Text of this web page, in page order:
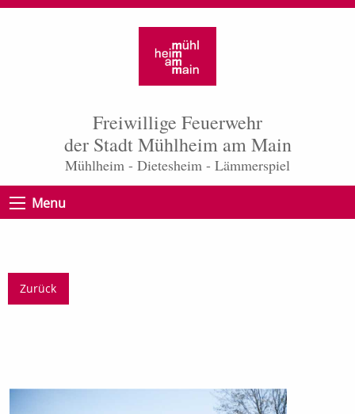
Freiwillige Feuerwehr
der Stadt Mühlheim am Main
Mühlheim - Dietesheim - Lämmerspiel
Menu
Zurück